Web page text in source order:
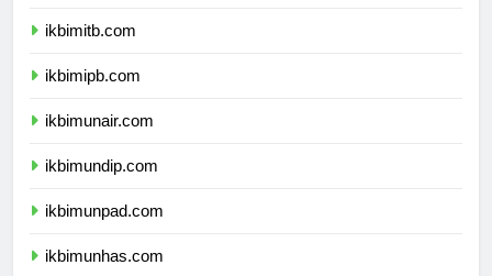
ikbimitb.com
ikbimipb.com
ikbimunair.com
ikbimundip.com
ikbimunpad.com
ikbimunhas.com